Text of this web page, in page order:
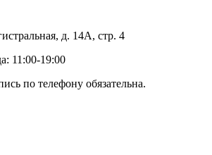
д. 14А, стр. 4
11:00-19:00
по телефону обязательна.